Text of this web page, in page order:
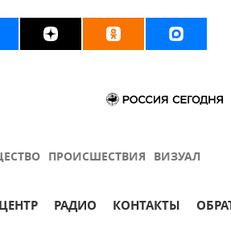
ПРОИСШЕСТВИЯ ВИЗУАЛ
РАДИО КОНТАКТЫ